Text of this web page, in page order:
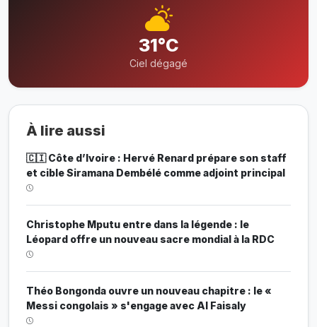
31°C
Ciel dégagé
À lire aussi
🇨🇮 Côte d’Ivoire : Hervé Renard prépare son staff
et cible Siramana Dembélé comme adjoint principal
Christophe Mputu entre dans la légende : le
Léopard offre un nouveau sacre mondial à la RDC
Théo Bongonda ouvre un nouveau chapitre : le «
Messi congolais » s'engage avec Al Faisaly